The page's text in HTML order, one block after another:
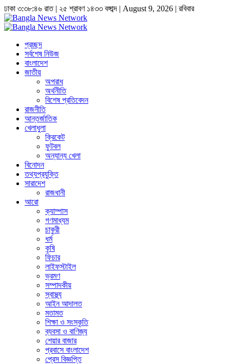
ঢাকা ৩:৩৮:৪৬ রাত| ২৫ শ্রাবণ ১৪৩৩ বঙ্গাব্দ | August 9, 2026 | রবিবার
প্রচ্ছদ
সর্বশেষ নিউজ
বাংলাদেশ
জাতীয়
অপরাধ
অর্থনীতি
বিশেষ প্রতিবেদন
রাজনীতি
আন্তর্জাতিক
খেলাধুলা
ক্রিকেট
ফুটবল
অন্যান্য খেলা
বিনোদন
তথ্যপ্রযুক্তি
সারাদেশ
রাজধানী
আরো
ক্যাম্পাস
গণমাধ্যম
চাকুরী
ধর্ম
কৃষি
ফিচার
লাইফস্টাইল
ভ্রমণ
সম্পাদকীয়
স্বাস্থ্য
আইন আদালত
মতামত
শিক্ষা ও সংস্কৃতি
ব্যবসা ও বাণিজ্য
শেয়ার বাজার
প্রবাসে বাংলাদেশ
প্রেস বিজ্ঞপ্তি